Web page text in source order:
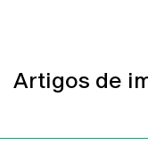
Artigos de